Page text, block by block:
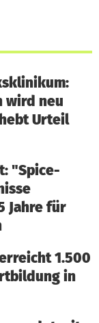
wird neu
Urteil
"Spice-
Jahre für
1.500
in